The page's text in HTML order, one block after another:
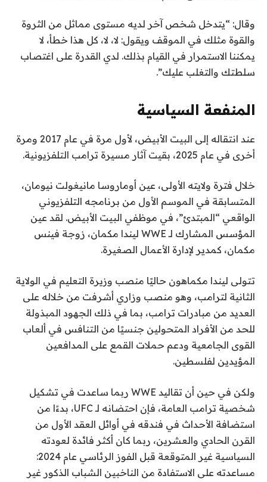
وقال: “يتدخل شخص آخر لديه مستوى مماثل من الثروة
والقوة مثلك في الموقف ويقول: لا، لا، كل هذا خطأ، لا
يمكننا الاستمرار في القيام بذلك. لدي القدرة على اغتصاب
سلطتك والتغلب عليك”.
المنفعة السياسية
عند انتقاله إلى البيت الأبيض، لأول مرة في عام 2017 ومرة ​​
أخرى في عام 2025، بقيت آثار مسيرة ترامب التلفزيونية.
خلال فترة ولايته الأولى، عين أوماروسا مانيغولت نيومان،
المتسابقة في الموسم الأول من برنامجه التلفزيوني
الواقعي “المبتدئ”، في موظفي البيت الأبيض. لقد عين
المؤسس المشارك لـ WWE ليندا مكمان، زوجة فينس
مكمان، كمدير لإدارة الأعمال الصغيرة.
تتولى ليندا مكماهون حاليًا منصب وزيرة التعليم في الولاية
الثانية لترامب، وهو منصب وزاري أشرفت من خلاله على
العديد من مبادرات ترامب، بما في ذلك الجهود المبذولة
للحد من الأفراد المتحولين جنسيًا من التنافس في ألعاب
القوى الجامعية ودعم حملات القمع على المدافعين
المؤيدين لفلسطين.
ولكن في حين أن تقاليد WWE ربما ساعدت في تشكيل
شخصية ترامب العامة، فإن احتضانه لـ UFC، بدءًا من
استضافة الأحداث في فندقه في أوائل العقد الأول من
القرن الحادي والعشرين، ربما كان أكثر فائدة لعودته
السياسية غير المتوقعة قبل الفوز الرئاسي عام 2024:
مساعدته على الاستفادة من الناخبين الشباب الذكور غير